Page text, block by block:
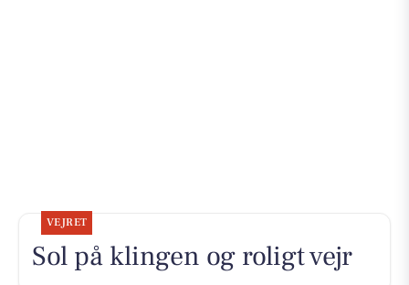
VEJRET
Sol på klingen og roligt vejr